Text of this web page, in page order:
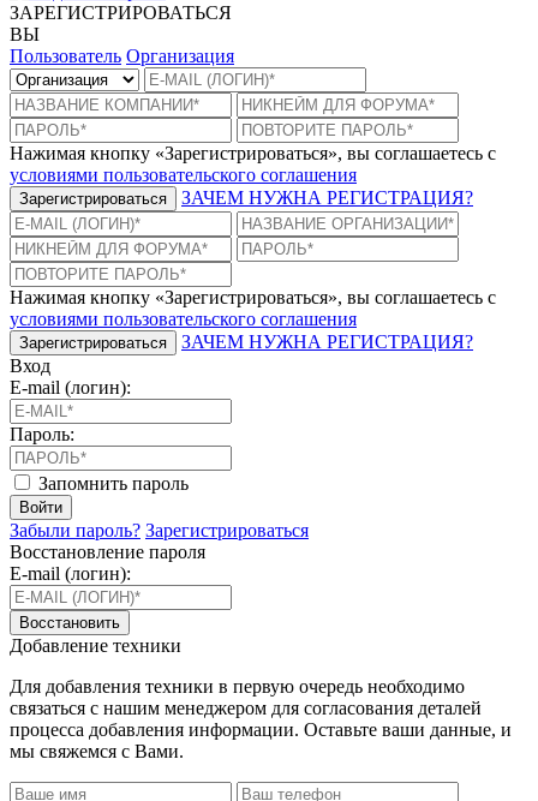
ЗАРЕГИСТРИРОВАТЬСЯ
ВЫ
Пользователь Организация
Нажимая кнопку «Зарегистрироваться», вы соглашаетесь с
условиями пользовательского соглашения
Зарегистрироваться ЗАЧЕМ НУЖНА РЕГИСТРАЦИЯ?
Нажимая кнопку «Зарегистрироваться», вы соглашаетесь с
условиями пользовательского соглашения
Зарегистрироваться
ЗАЧЕМ НУЖНА РЕГИСТРАЦИЯ?
Вход
E-mail (логин):
Пароль:
Запомнить пароль
Войти
Забыли пароль? Зарегистрироваться
Восстановление пароля
E-mail (логин):
Восстановить
Добавление техники
Для добавления техники в первую очередь необходимо
связаться с нашим менеджером для согласования деталей
процесса добавления информации. Оставьте ваши данные, и
мы свяжемся с Вами.